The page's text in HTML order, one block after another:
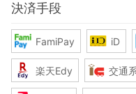
決済手段
FamiPay iD
楽天Edy 交通